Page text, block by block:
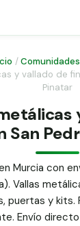
torsión
H.
dos hojas
peatonal
Hércules
simple torsión
de espino
/Comunidades
y vallado de
Pinatar
San
Murcia con
Vallas
puertas y kits.
Envío